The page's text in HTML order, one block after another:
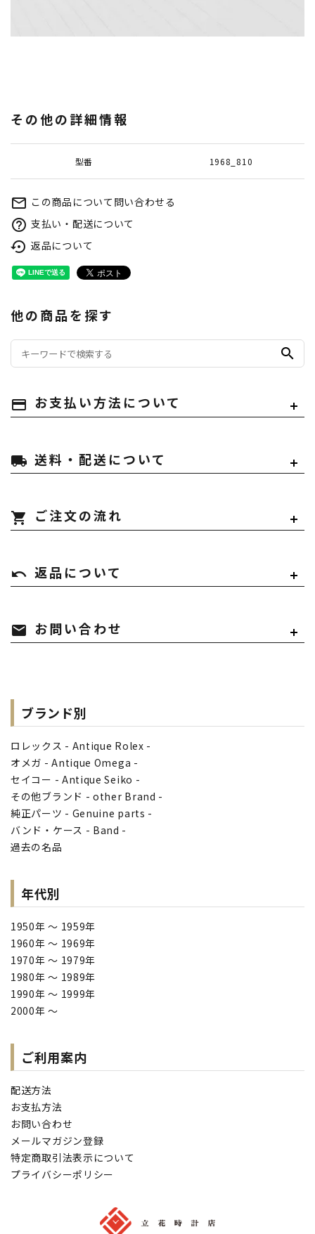
その他の詳細情報
型番 1968_810
mail_outline この商品について問い合わせる
help_outline 支払い・配送について
settings_backup_restore 返品について
他の商品を探す
search
payment お支払い方法について
local_shipping 送料・配送について
shopping_cart ご注文の流れ
undo 返品について
mail お問い合わせ
ブランド別
ロレックス - Antique Rolex -
オメガ - Antique Omega -
セイコー - Antique Seiko -
その他ブランド - other Brand -
純正パーツ - Genuine parts -
バンド・ケース - Band -
過去の名品
年代別
1950年 ～ 1959年
1960年 ～ 1969年
1970年 ～ 1979年
1980年 ～ 1989年
1990年 ～ 1999年
2000年 ～
ご利用案内
配送方法
お支払方法
お問い合わせ
メールマガジン登録
特定商取引法表示について
プライバシーポリシー